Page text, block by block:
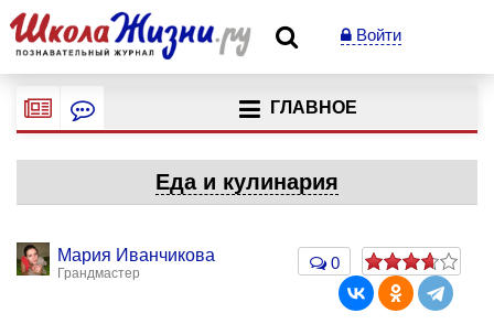
Войти
ГЛАВНОЕ
Еда и кулинария
Мария Иванчикова
Грандмастер
0